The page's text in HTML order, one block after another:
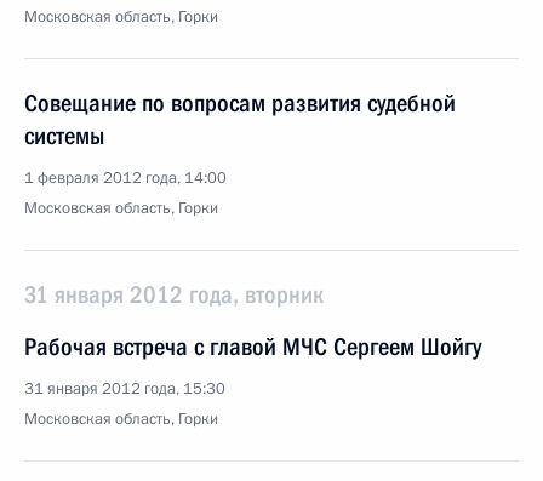
Московская область, Горки
Совещание по вопросам развития судебной
системы
1 февраля 2012 года, 14:00
Московская область, Горки
31 января 2012 года, вторник
Рабочая встреча с главой МЧС Сергеем Шойгу
31 января 2012 года, 15:30
Московская область, Горки